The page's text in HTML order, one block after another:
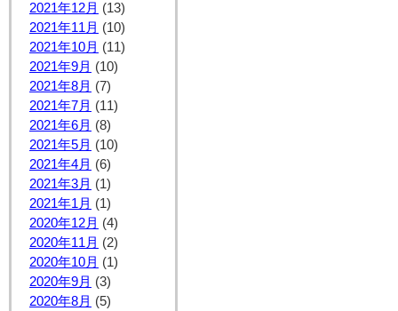
2021年12月 (13)
2021年11月 (10)
2021年10月 (11)
2021年9月 (10)
2021年8月 (7)
2021年7月 (11)
2021年6月 (8)
2021年5月 (10)
2021年4月 (6)
2021年3月 (1)
2021年1月 (1)
2020年12月 (4)
2020年11月 (2)
2020年10月 (1)
2020年9月 (3)
2020年8月 (5)